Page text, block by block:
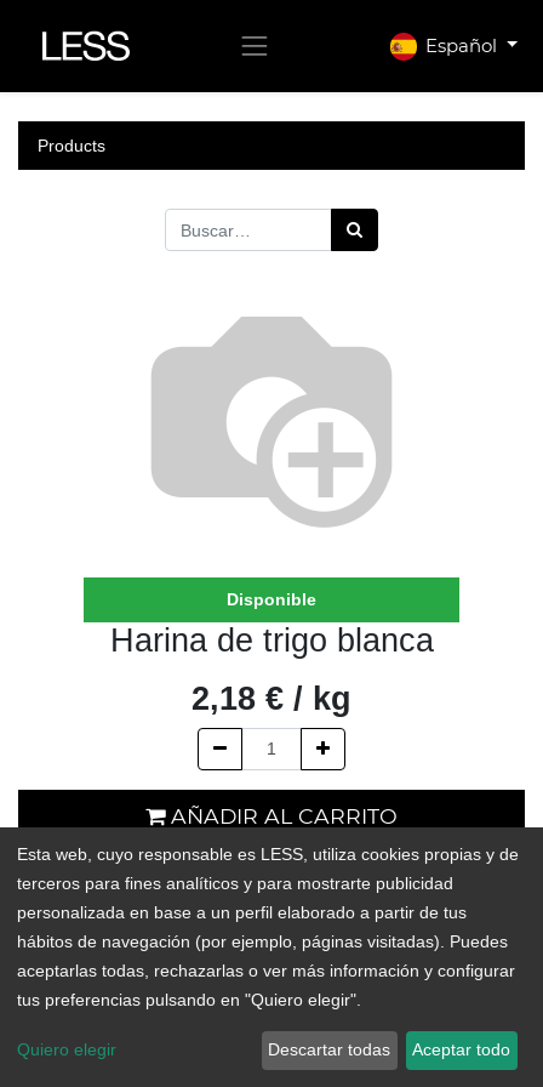
Español
Products
Disponible
Harina de trigo blanca
2,18 € / kg
AÑADIR AL CARRITO
En existencias
Add to Wishlist
Copyright © LESS
Esta web, cuyo responsable es LESS, utiliza cookies propias y de
terceros para fines analíticos y para mostrarte publicidad
personalizada en base a un perfil elaborado a partir de tus
hábitos de navegación (por ejemplo, páginas visitadas). Puedes
aceptarlas todas, rechazarlas o ver más información y configurar
tus preferencias pulsando en "Quiero elegir".
Quiero elegir Descartar todas Aceptar todo